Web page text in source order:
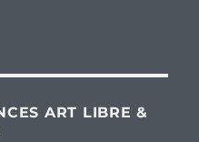
ART LIBRE &